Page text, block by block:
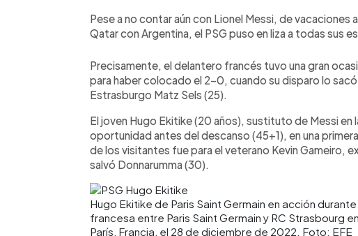
Pese a no contar aún con Lionel Messi, de vacaciones
Qatar con Argentina, el PSG puso en liza a todas sus
Precisamente, el delantero francés tuvo una gran
para haber colocado el 2-0, cuando su disparo lo
Estrasburgo Matz Sels (25).
El joven Hugo Ekitike (20 años), sustituto de Messi
oportunidad antes del descanso (45+1), en una
de los visitantes fue para el veterano Kevin Gameiro,
salvó Donnarumma (30).
Hugo Ekitike de Paris Saint Germain en acción
francesa entre Paris Saint Germain y RC Strasbourg
París, Francia, el 28 de diciembre de 2022. Foto: EFE